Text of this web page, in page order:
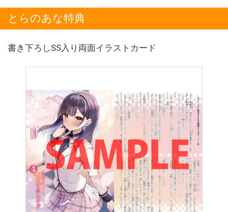
とらのあな特典
書き下ろしSS入り両面イラストカード